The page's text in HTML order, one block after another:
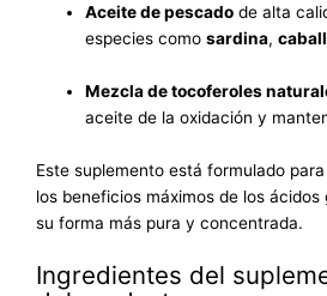
Aceite de pescado de alta
especies comosardina,
Mezcla de tocoferoles
aceite de la oxidación y
Este suplemento está formulado
los beneficios máximos de los ácidos
su forma más pura y concentrada.
Ingredientes del